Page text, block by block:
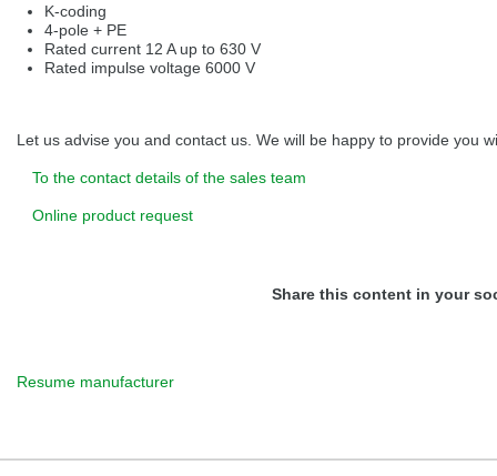
K-coding
4-pole + PE
Rated current 12 A up to 630 V
Rated impulse voltage 6000 V
Let us advise you and contact us. We will be happy to provide you
To the contact details of the sales team
Online product request
Share this content in your
Resume manufacturer